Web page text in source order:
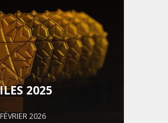
2025
2026